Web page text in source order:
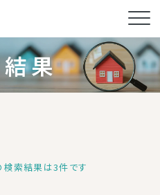
TAMOTSU KENCHIKU
果
検索結果は3件です